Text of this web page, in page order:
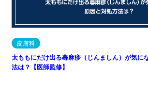
皮膚科
太ももにだけ出る蕁麻疹（じんましん）が気に
法は？【医師監修】